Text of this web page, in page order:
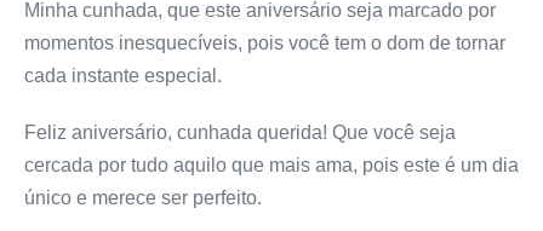
Minha cunhada, que este aniversário seja marcado por
momentos inesquecíveis, pois você tem o dom de tornar
cada instante especial.
Feliz aniversário, cunhada querida! Que você seja
cercada por tudo aquilo que mais ama, pois este é um dia
único e merece ser perfeito.